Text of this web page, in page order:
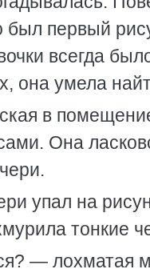
был первый
всегда
умела
в
Она
упал на
тонкие
— лохматая